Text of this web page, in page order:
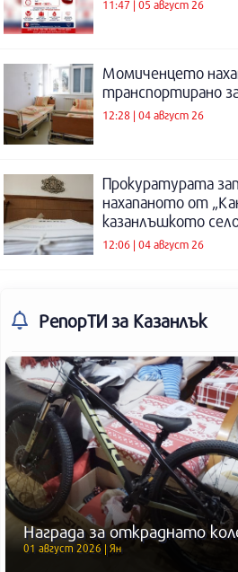
11:47 | 05 август 26
Момиченцето
транспортирано
12:28 | 04 август 26
Прокуратурата
нахапаното от
казанлъшкото
12:06 | 04 август 26
РепорТИ за Казанлък
Награда за откраднато
01 август 2026 | Ян